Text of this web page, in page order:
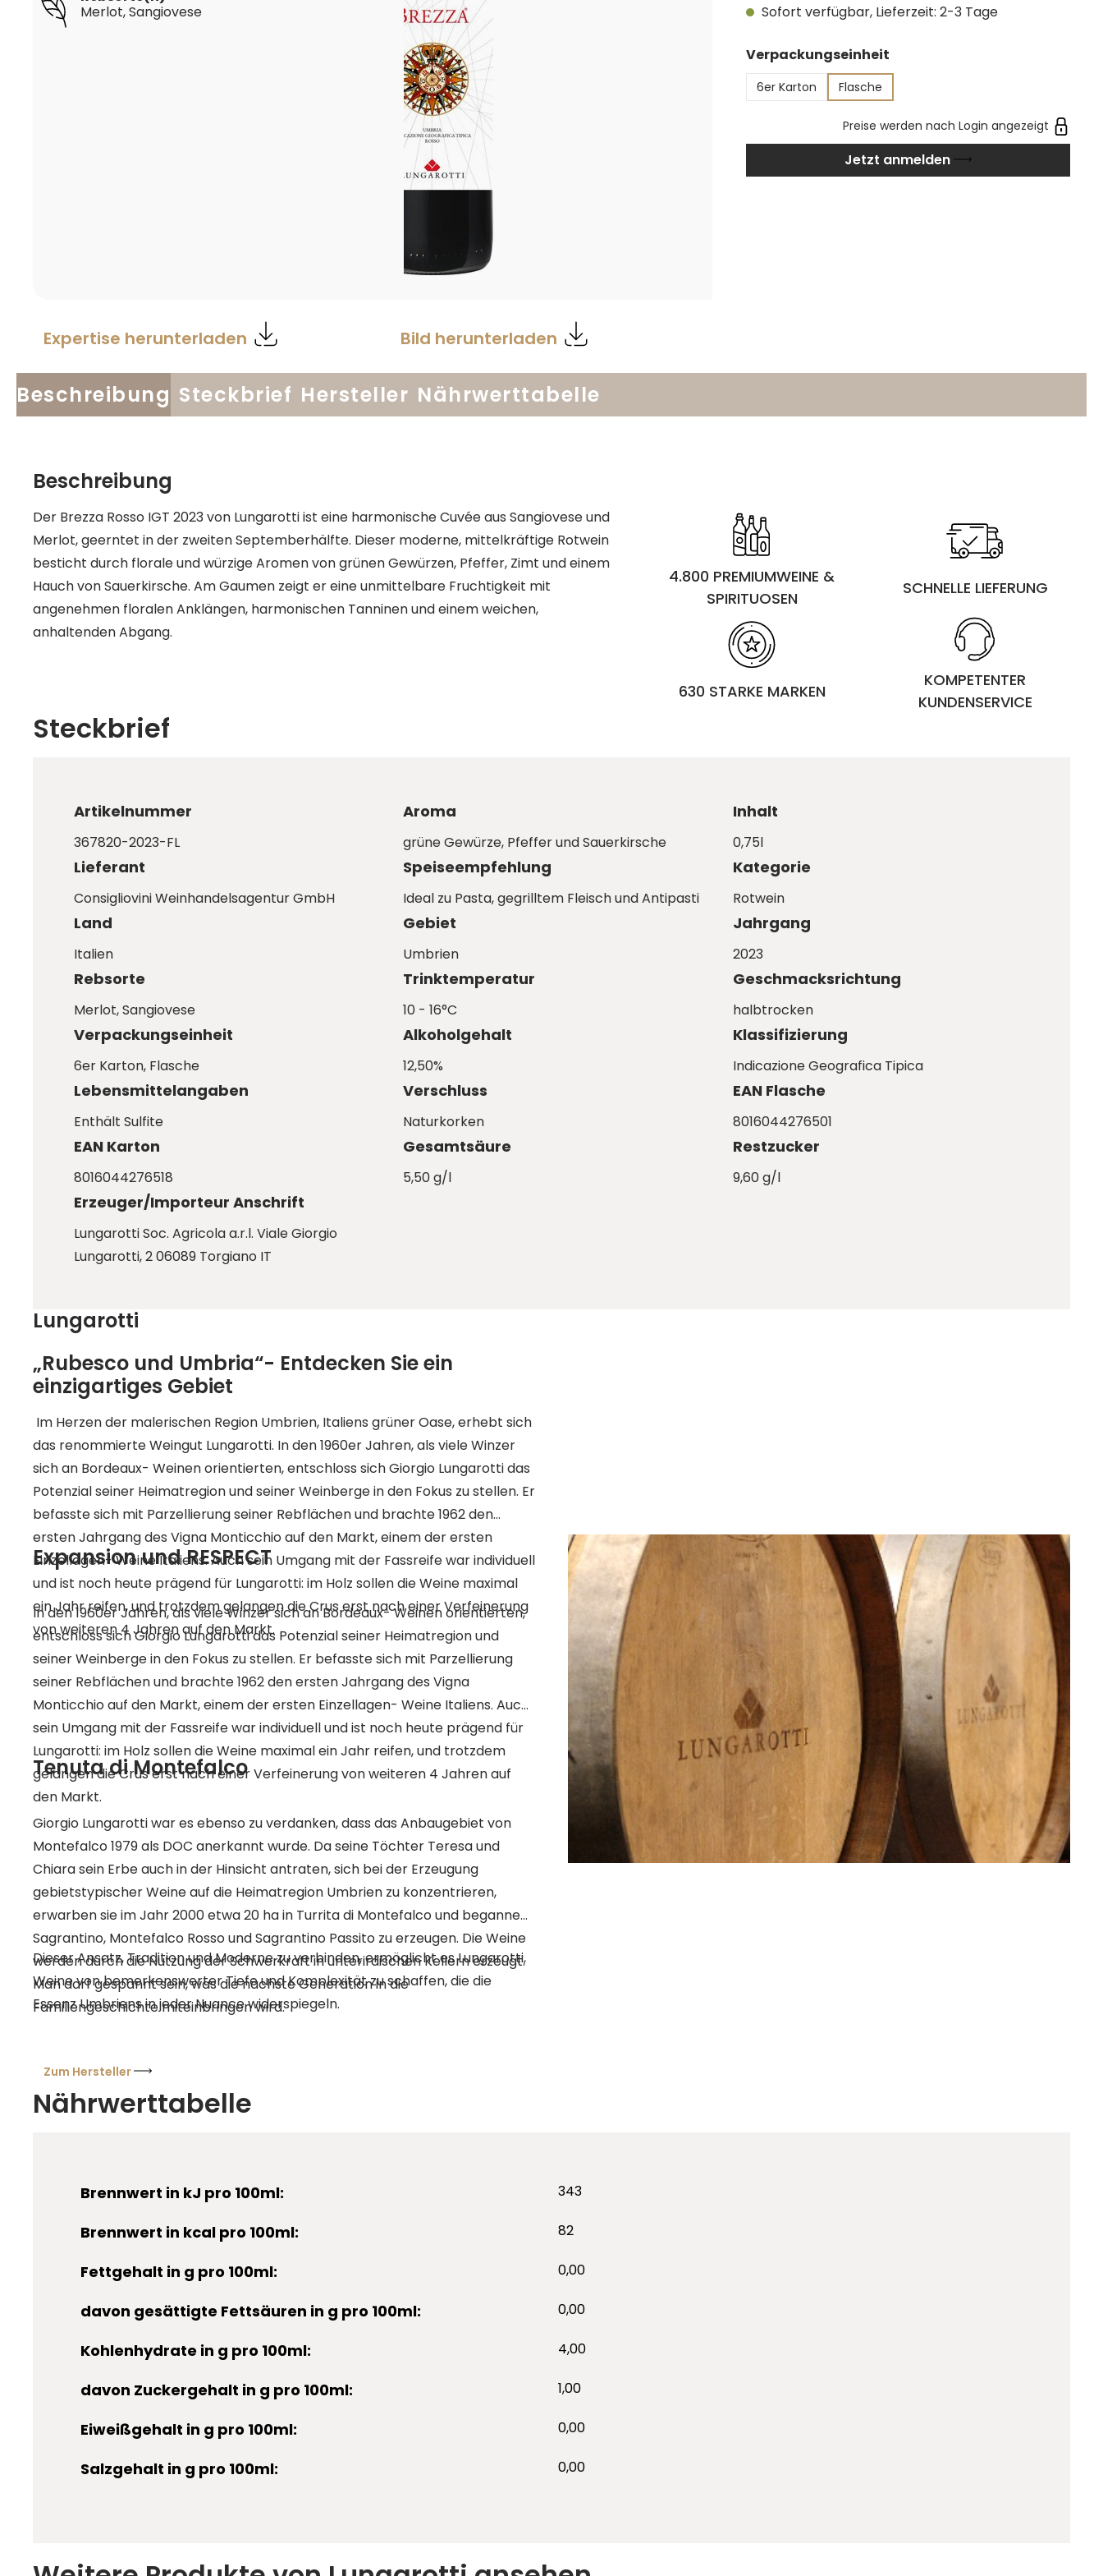
Merlot, Sangiovese
Expertise herunterladen Bild herunterladen
Gewürzen, Pfeffer, Zimt und einem Hauch von
unmittelbare Fruchtigkeit mit angenehmen
floralen Anklängen, harmonischen Tanninen und
Sofort verfügbar, Lieferzeit: 2-3 Tage
Verpackungseinheit
6er Karton Flasche
Preise werden nach Login angezeigt
Jetzt anmelden
Beschreibung Steckbrief Hersteller Nährwerttabelle
Beschreibung
Der Brezza Rosso IGT 2023 von Lungarotti ist eine harmonische Cuvée aus Sangiovese und
Merlot, geerntet in der zweiten Septemberhälfte. Dieser moderne, mittelkräftige Rotwein
besticht durch florale und würzige Aromen von grünen Gewürzen, Pfeffer, Zimt und einem
Hauch von Sauerkirsche. Am Gaumen zeigt er eine unmittelbare Fruchtigkeit mit
angenehmen floralen Anklängen, harmonischen Tanninen und einem weichen,
anhaltenden Abgang.
4.800 PREMIUMWEINE &
SPIRITUOSEN
SCHNELLE LIEFERUNG
630 STARKE MARKEN
KOMPETENTER
KUNDENSERVICE
Steckbrief
Artikelnummer
367820-2023-FL
Aroma
grüne Gewürze, Pfeffer und Sauerkirsche
Inhalt
0,75l
Lieferant
Consigliovini Weinhandelsagentur GmbH
Speiseempfehlung
Ideal zu Pasta, gegrilltem Fleisch und Antipasti
Kategorie
Rotwein
Land
Italien
Gebiet
Umbrien
Jahrgang
2023
Rebsorte
Merlot, Sangiovese
Trinktemperatur
10 - 16°C
Geschmacksrichtung
halbtrocken
Verpackungseinheit
6er Karton, Flasche
Alkoholgehalt
12,50%
Klassifizierung
Indicazione Geografica Tipica
Lebensmittelangaben
Enthält Sulfite
Verschluss
Naturkorken
EAN Flasche
8016044276501
EAN Karton
8016044276518
Gesamtsäure
5,50 g/l
Restzucker
9,60 g/l
Erzeuger/Importeur Anschrift
Lungarotti Soc. Agricola a.r.l. Viale Giorgio
Lungarotti, 2 06089 Torgiano IT
Lungarotti
„Rubesco und Umbria“- Entdecken Sie ein
einzigartiges Gebiet
Im Herzen der malerischen Region Umbrien, Italiens grüner Oase, erhebt sich
das renommierte Weingut Lungarotti. In den 1960er Jahren, als viele Winzer
sich an Bordeaux- Weinen orientierten, entschloss sich Giorgio Lungarotti das
Potenzial seiner Heimatregion und seiner Weinberge in den Fokus zu stellen. Er
befasste sich mit Parzellierung seiner Rebflächen und brachte 1962 den
ersten Jahrgang des Vigna Monticchio auf den Markt, einem der ersten
Einzellagen- Weine Italiens. Auch sein Umgang mit der Fassreife war individuell
und ist noch heute prägend für Lungarotti: im Holz sollen die Weine maximal
ein Jahr reifen, und trotzdem gelangen die Crus erst nach einer Verfeinerung
von weiteren 4 Jahren auf den Markt.
Expansion und RESPECT
In den 1960er Jahren, als viele Winzer sich an Bordeaux- Weinen orientierten,
entschloss sich Giorgio Lungarotti das Potenzial seiner Heimatregion und
seiner Weinberge in den Fokus zu stellen. Er befasste sich mit Parzellierung
seiner Rebflächen und brachte 1962 den ersten Jahrgang des Vigna
Monticchio auf den Markt, einem der ersten Einzellagen- Weine Italiens. Auch
sein Umgang mit der Fassreife war individuell und ist noch heute prägend für
Lungarotti: im Holz sollen die Weine maximal ein Jahr reifen, und trotzdem
gelangen die Crus erst nach einer Verfeinerung von weiteren 4 Jahren auf
den Markt.
Tenuta di Montefalco
Giorgio Lungarotti war es ebenso zu verdanken, dass das Anbaugebiet von
Montefalco 1979 als DOC anerkannt wurde. Da seine Töchter Teresa und
Chiara sein Erbe auch in der Hinsicht antraten, sich bei der Erzeugung
gebietstypischer Weine auf die Heimatregion Umbrien zu konzentrieren,
erwarben sie im Jahr 2000 etwa 20 ha in Turrita di Montefalco und begannen,
Sagrantino, Montefalco Rosso und Sagrantino Passito zu erzeugen. Die Weine
werden durch die Nutzung der Schwerkraft in unterirdischen Kellern erzeugt.
Man darf gespannt sein, was die nächste Generation in die
Familiengeschichte miteinbringen wird.
Dieser Ansatz, Tradition und Moderne zu verbinden, ermöglicht es Lungarotti,
Weine von bemerkenswerter Tiefe und Komplexität zu schaffen, die die
Essenz Umbriens in jeder Nuance widerspiegeln.
Zum Hersteller
Nährwerttabelle
Fettgehalt in g pro 100ml: 0,00
Salzgehalt in g pro 100ml: 0,00
Eiweißgehalt in g pro 100ml: 0,00
Kohlenhydrate in g pro 100ml: 4,00
Brennwert in kJ pro 100ml: 343
davon Zuckergehalt in g pro 100ml: 1,00
davon gesättigte Fettsäuren in g pro 100ml: 0,00
Brennwert in kcal pro 100ml: 82